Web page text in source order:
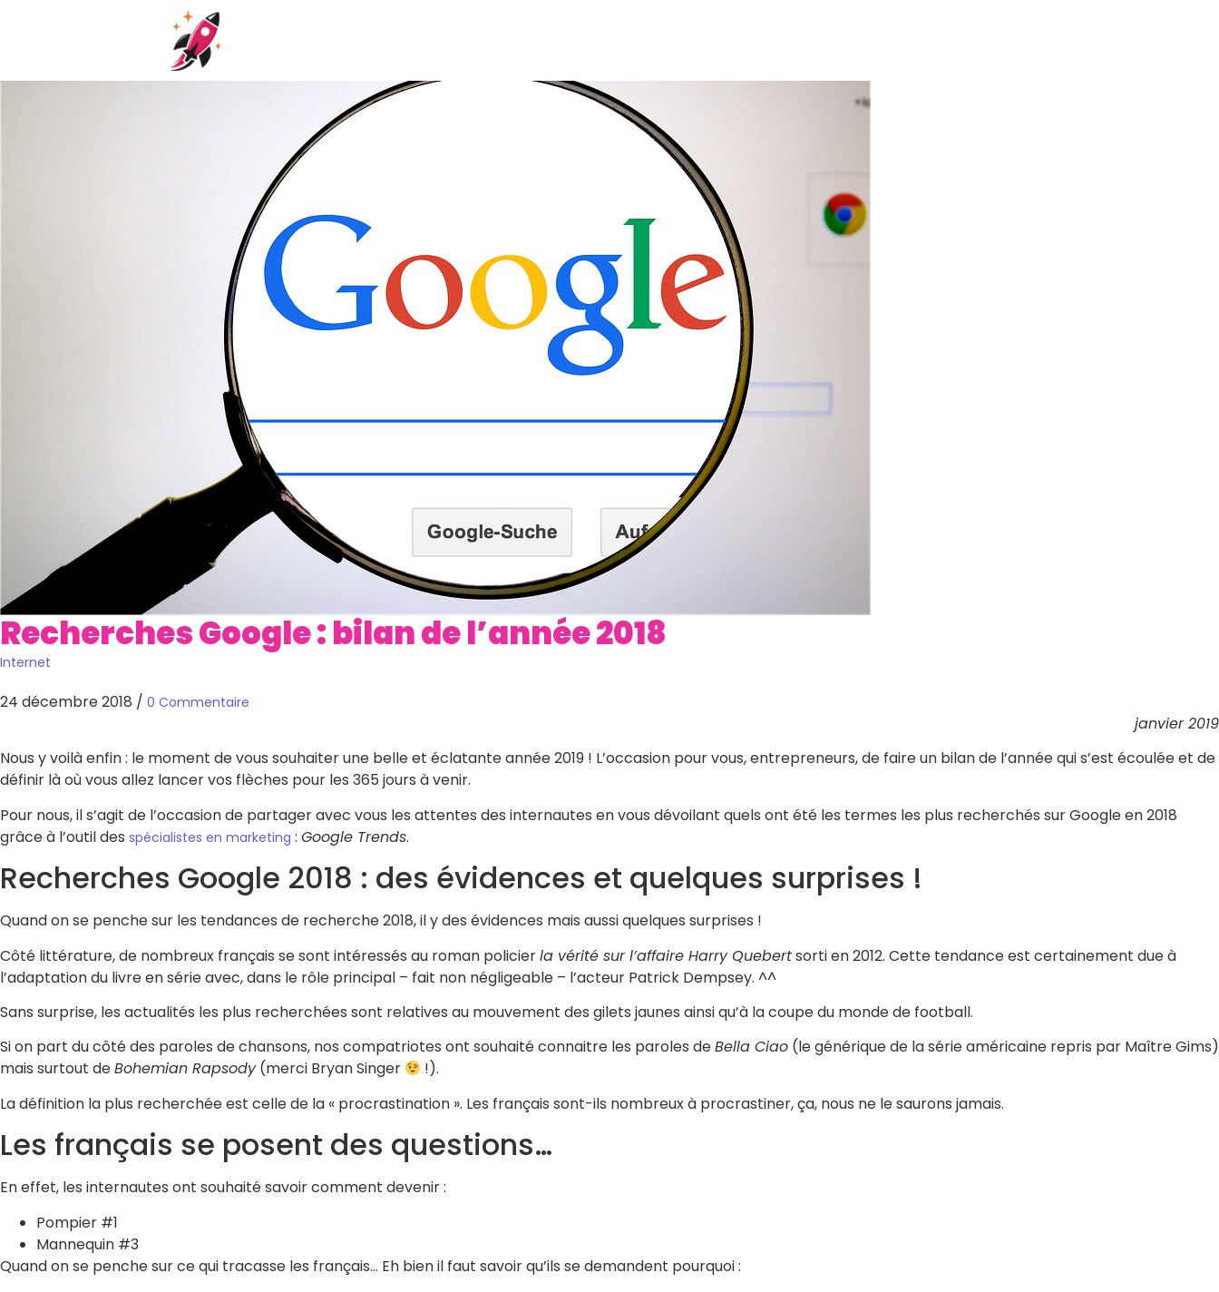
Recherches Google : bilan de l’année 2018
Internet
24 décembre 2018 / 0 Commentaire
janvier 2019
Nous y voilà enfin : le moment de vous souhaiter une belle et éclatante année 2019 ! L’occasion pour vous, entrepreneurs, de faire un bilan de l’année qui s’est écoulée et de
définir là où vous allez lancer vos flèches pour les 365 jours à venir.
Pour nous, il s’agit de l’occasion de partager avec vous les attentes des internautes en vous dévoilant quels ont été les termes les plus recherchés sur Google en 2018
grâce à l’outil des spécialistes en marketing : Google Trends.
Recherches Google 2018 : des évidences et quelques surprises !
Quand on se penche sur les tendances de recherche 2018, il y des évidences mais aussi quelques surprises !
Côté littérature, de nombreux français se sont intéressés au roman policierla vérité sur l’affaire Harry Quebertsorti en 2012. Cette tendance est certainement due à
l’adaptation du livre en série avec, dans le rôle principal – fait non négligeable – l’acteur Patrick Dempsey. ^^
Sans surprise, les actualités les plus recherchées sont relatives au mouvement des gilets jaunes ainsi qu’à la coupe du monde de football.
Si on part du côté des paroles de chansons, nos compatriotes ont souhaité connaitre les paroles deBella Ciao (le générique de la série américaine repris par Maître Gims)
mais surtout deBohemian Rapsody(merci Bryan Singer
!).
La définition la plus recherchée est celle de la « procrastination ». Les français sont-ils nombreux à procrastiner, ça, nous ne le saurons jamais.
Les français se posent des questions…
En effet, les internautes ont souhaité savoir comment devenir :
Pompier #1
Mannequin #3
Quand on se penche sur ce qui tracasse les français… Eh bien il faut savoir qu’ils se demandent pourquoi :